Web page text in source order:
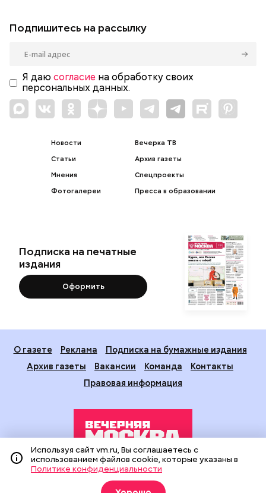
Подпишитесь на рассылку
Я даю согласие на обработку своих
персональных данных.
Новости
Статьи
Мнения
Фотогалереи
Вечерка ТВ
Архив газеты
Спецпроекты
Пресса в образовании
Подписка на печатные
издания
Оформить
О газете Реклама
Подписка на бумажные издания
Архив газеты
Вакансии Команда
Контакты
Правовая информация
Издание создано при финансовой поддержке Департамента
средств массовой информации и рекламы города Москвы.
Используя сайт vm.ru, Вы соглашаетесь с
использованием файлов cookie, которые указаны в
Политике конфиденциальности